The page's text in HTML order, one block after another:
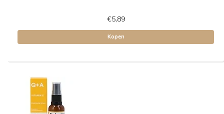
€5,89
Kopen